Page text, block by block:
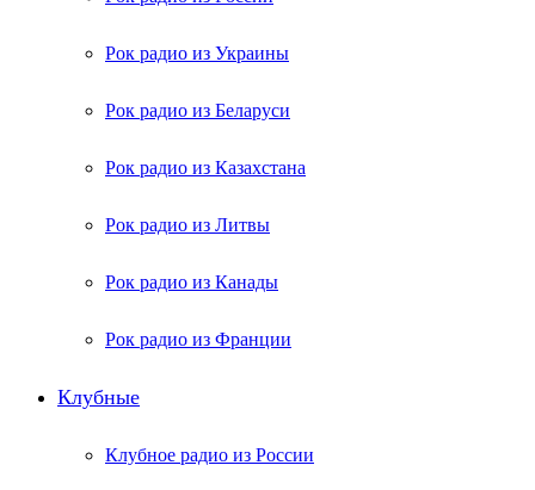
Рок радио из Украины
Рок радио из Беларуси
Рок радио из Казахстана
Рок радио из Литвы
Рок радио из Канады
Рок радио из Франции
Клубные
Клубное радио из России